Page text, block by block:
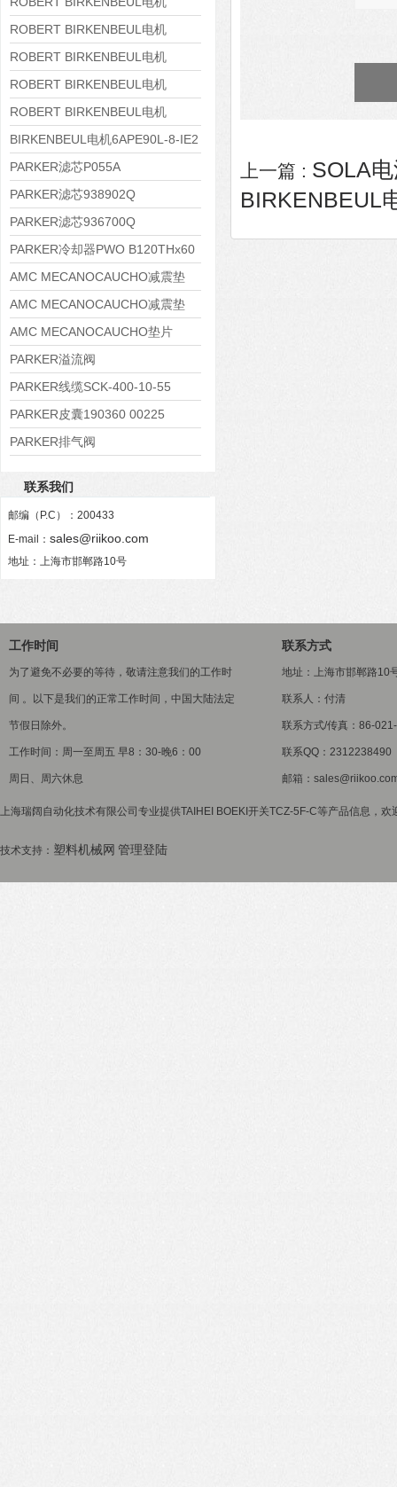
8APE160L-4-IE3
ROBERT BIRKENBEUL电机
8APE112M-6K-IE3
ROBERT BIRKENBEUL电机
8APE100L-2 IE3
ROBERT BIRKENBEUL电机
8APE90S-4 IE3
ROBERT BIRKENBEUL电机
8APE80M-2K-IE3
BIRKENBEUL电机6APE90L-8-IE2
PARKER滤芯P055A
PARKER滤芯938902Q
PARKER滤芯936700Q
PARKER冷却器PWO B120THx60
AMC MECANOCAUCHO减震垫
138552
AMC MECANOCAUCHO减震垫
138551
AMC MECANOCAUCHO垫片
608074
PARKER溢流阀
RE06M35W2N1KWXG087
PARKER线缆SCK-400-10-55
PARKER皮囊190360 00225
PARKER排气阀
联系我们
邮编（P.C）：200433
E-mail： sales@riikoo.com
地址：上海市邯郸路10号
上一篇 : SOLA
BIRKENBEUL
工作时间
为了避免不必要的等待，敬请注意我们的工作时
间 。以下是我们的正常工作时间，中国大陆法定
节假日除外。
工作时间：周一至周五 早8：30-晚6：00
周日、周六休息
联系方式
地址：上海市邯郸路10
联系人：付清
联系方式/传真：86-
联系QQ：2312238490
邮箱：
上海瑞阔自动化技术有限公司专业提供TAIHEI BOEKI开关TCZ-5F-C等产品信息，
技术支持： 塑料机械网 管理登陆